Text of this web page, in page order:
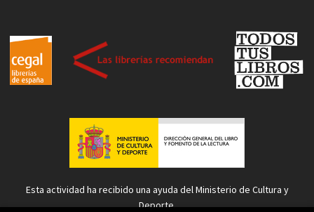
Esta actividad ha recibido una ayuda del Ministerio de Cultura y
Deporte.